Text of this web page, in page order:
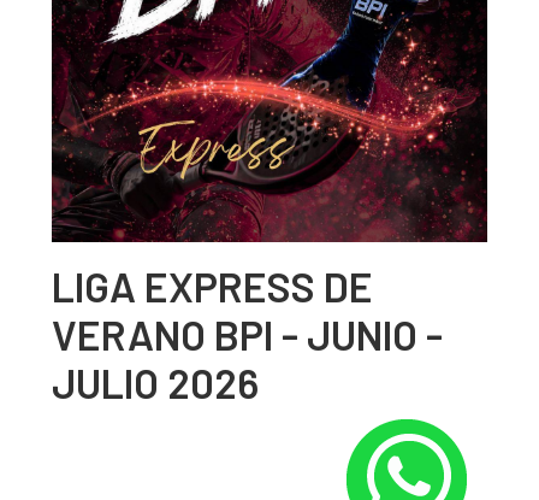
LIGA EXPRESS DE
VERANO BPI - JUNIO -
JULIO 2026